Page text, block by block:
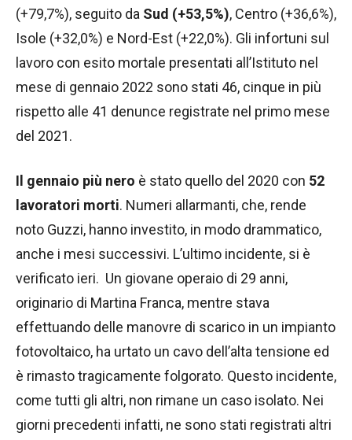
(+79,7%), seguito da Sud (+53,5%), Centro (+36,6%),
Isole (+32,0%) e Nord-Est (+22,0%). Gli infortuni sul
lavoro con esito mortale presentati all’Istituto nel
mese di gennaio 2022 sono stati 46, cinque in più
rispetto alle 41 denunce registrate nel primo mese
del 2021.
Il gennaio più nero è stato quello del 2020 con 52
lavoratori morti. Numeri allarmanti, che, rende
noto Guzzi, hanno investito, in modo drammatico,
anche i mesi successivi. L’ultimo incidente, si è
verificato ieri. Un giovane operaio di 29 anni,
originario di Martina Franca, mentre stava
effettuando delle manovre di scarico in un impianto
fotovoltaico, ha urtato un cavo dell’alta tensione ed
è rimasto tragicamente folgorato. Questo incidente,
come tutti gli altri, non rimane un caso isolato. Nei
giorni precedenti infatti, ne sono stati registrati altri